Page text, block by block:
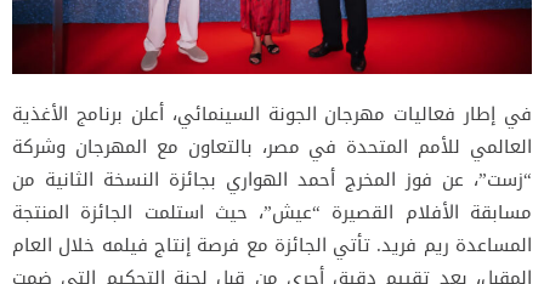
في إطار فعاليات مهرجان الجونة السينمائي، أعلن برنامج الأغذية
العالمي للأمم المتحدة في مصر، بالتعاون مع المهرجان وشركة
“زست”، عن فوز المخرج أحمد الهواري بجائزة النسخة الثانية من
مسابقة الأفلام القصيرة “عيش”، حيث استلمت الجائزة المنتجة
المساعدة ريم فريد. تأتي الجائزة مع فرصة إنتاج فيلمه خلال العام